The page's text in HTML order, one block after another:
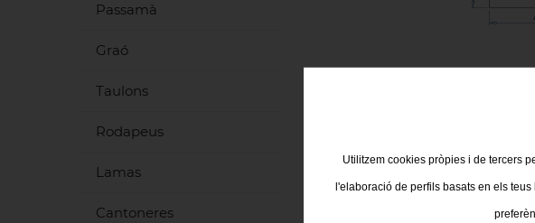
Passamà
Graó
Taulons
Rodapeus
Lamas
Cantoneres
Utilitzem cookies pròpies i de tercers
l'elaboració de perfils basats en els